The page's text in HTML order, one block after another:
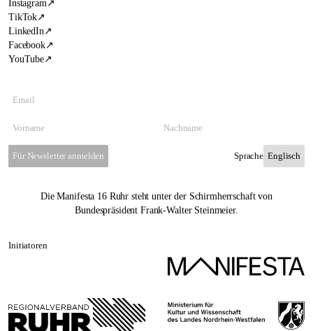
Instagram↗
TikTok↗
LinkedIn↗
Facebook↗
YouTube↗
Für Newsletter anmelden Sprache
Die Manifesta 16 Ruhr steht unter der Schirmherrschaft von
Bundespräsident Frank-Walter Steinmeier.
Initiatoren